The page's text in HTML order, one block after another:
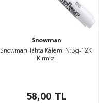
Snowman
Snowman Tahta Kalemi N:Bg-12K
Kırmızı
58,00TL